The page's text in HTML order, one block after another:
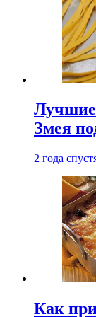
Лучшие
Змея
2 года
Как